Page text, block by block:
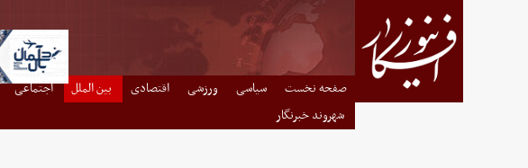
صفحه نخست سیاسی ورزشی اقتصادی بین الملل اجتماعی
شهروند خبرنگار